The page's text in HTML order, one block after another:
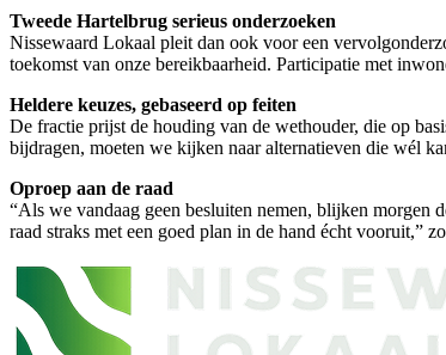
Tweede Hartelbrug serieus onderzoeken
Nissewaard Lokaal pleit dan ook voor een
toekomst van onze bereikbaarheid. Participatie met
Heldere keuzes, gebaseerd op feiten
De fractie prijst de houding van de wethouder, die op
bijdragen, moeten we kijken naar alternatieven die wél
Oproep aan de raad
“Als we vandaag geen besluiten nemen, blijken morgen
raad straks met een goed plan in de hand écht vooruit,”